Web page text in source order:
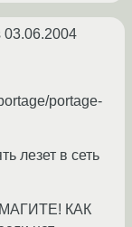
03.06.2004
portage-
лезет в сеть
КАК